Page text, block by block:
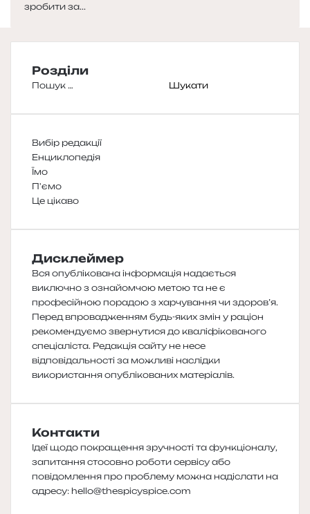
зробити за...
Розділи
Пошук:
Вибір редакції
Енциклопедія
Їмо
П'ємо
Це цікаво
Дисклеймер
Вся опублікована інформація надається
виключно з ознайомчою метою та не є
професійною порадою з харчування чи здоров’я.
Перед впровадженням будь-яких змін у раціон
рекомендуємо звернутися до кваліфікованого
спеціаліста. Редакція сайту не несе
відповідальності за можливі наслідки
використання опублікованих матеріалів.
Контакти
Ідеї щодо покращення зручності та функціоналу,
запитання стосовно роботи сервісу або
повідомлення про проблему можна надіслати на
адресу: hello@thespicyspice.com